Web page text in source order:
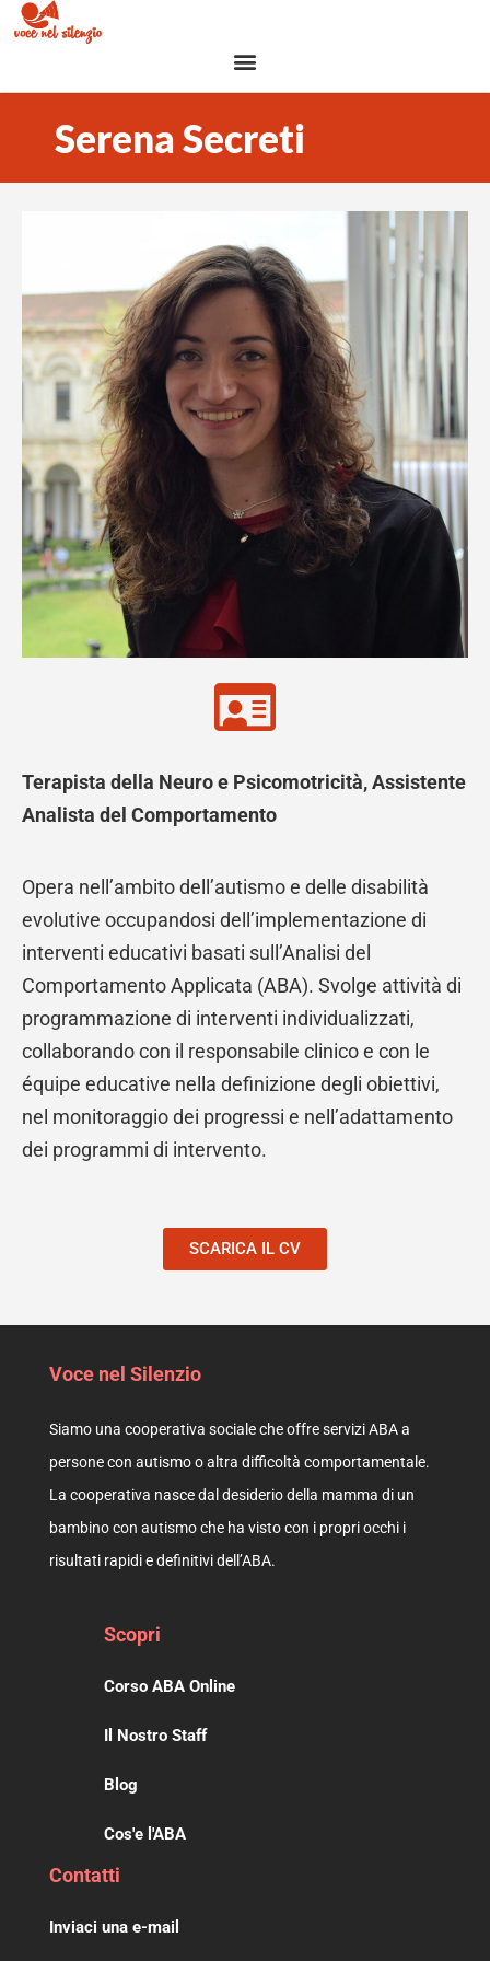
Serena Secreti
Terapista della Neuro e Psicomotricità, Assistente
Analista del Comportamento
Opera nell’ambito dell’autismo e delle disabilità
evolutive occupandosi dell’implementazione di
interventi educativi basati sull’Analisi del
Comportamento Applicata (ABA). Svolge attività di
programmazione di interventi individualizzati,
collaborando con il responsabile clinico e con le
équipe educative nella definizione degli obiettivi,
nel monitoraggio dei progressi e nell’adattamento
dei programmi di intervento.
SCARICA IL CV
Voce nel Silenzio
Siamo una cooperativa sociale che offre servizi ABA a
persone con autismo o altra difficoltà comportamentale.
La cooperativa nasce dal desiderio della mamma di un
bambino con autismo che ha visto con i propri occhi i
risultati rapidi e definitivi dell’ABA.
Scopri
Corso ABA Online
Il Nostro Staff
Blog
Cos'e l'ABA
Contatti
Inviaci una e-mail